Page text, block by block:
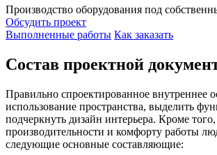
Производство оборудования под
Обсудить проект
Выполненные работы Как заказать
Состав проектной
Правильно спроектированное внутреннее
использование пространства, выделить
подчеркнуть дизайн интерьера. Кроме
производительности и комфорту работы
следующие основные составляющие: